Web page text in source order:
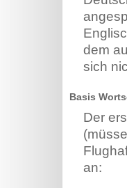
dem
sich
Basis
Der
an: